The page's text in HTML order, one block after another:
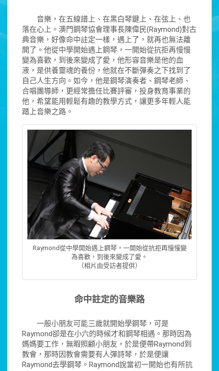
音樂，在五線譜上、在黑白琴鍵上、在弦上、也
落在心上。澳門鋼琴協會理事長陳偉民(Raymond)對古
典音樂，好像命中註定一樣，遇上了，就再也無法離
開了。他從中學開始遇上鋼琴，一開始從抗拒再慢慢
變為喜歡，到後來變成了愛，他形容音樂是他的血
液，是供養靈魂的養份，他就在不斷彈奏之下找到了
自己人生方向。如今，他是鋼琴演奏者、鋼琴老師、
合唱團導師，更經常擔任比賽評審，投身教育事業的
他，希望能用輕鬆有趣的教學方式，讓更多年輕人能
踏上音樂之路。
Raymond從中學開始遇上鋼琴，一開始從抗拒再慢慢變
為喜歡，到後來變成了愛。
（相片由受訪者提供）
命中註定的音樂路
一般小朋友可能三歲就開始學鋼琴，可是
Raymond卻是在小六的時候才和鋼琴相遇。那時因為
媽媽要工作，無暇照顧小朋友，於是便帶Raymond到
教會，那時因教會需要有人彈詩琴，於是便讓
Raymond去學鋼琴。Raymond說當初一開始也有所抗